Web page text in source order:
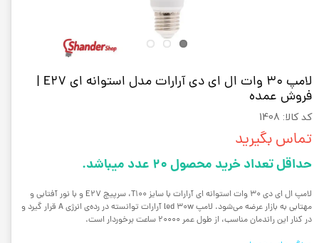
لامپ 30 وات ال ای دی آرارات مدل استوانه ای E27 |
فروش عمده
کد کالا: 1408
تماس بگیرید
حداقل تعداد خرید محصول 20 عدد میباشد.
لامپ ال ای دی 30 وات استوانه ای آرارات با سایز T100، سرپیچ E27 و با نور آفتابی و
مهتابی به بازار عرضه می‌شود. لامپ led 30w آرارات توانسته در رده‌ی انرژی A قرار گیرد و
در کنار این راندمان مناسب، از طول عمر 20000 ساعت برخوردار است.